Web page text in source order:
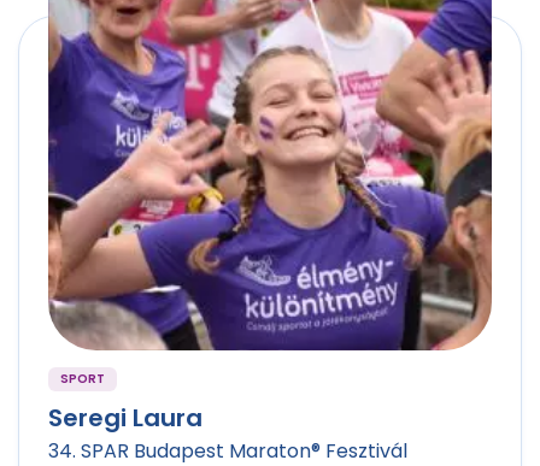
SPORT
Seregi Laura
34. SPAR Budapest Maraton® Fesztivál